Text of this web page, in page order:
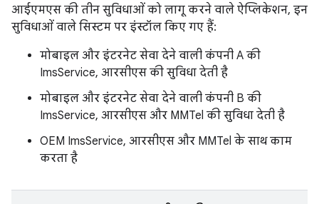
आईएमएस की तीन सुविधाओं को लागू करने वाले ऐप्लिकेशन, इन
सुविधाओं वाले सिस्टम पर इंस्टॉल किए गए हैं:
मोबाइल और इंटरनेट सेवा देने वाली कंपनी A की
ImsService, आरसीएस की सुविधा देती है
मोबाइल और इंटरनेट सेवा देने वाली कंपनी B की
ImsService, आरसीएस और MMTel की सुविधा देती है
OEM ImsService, आरसीएस और MMTel के साथ काम
करता है